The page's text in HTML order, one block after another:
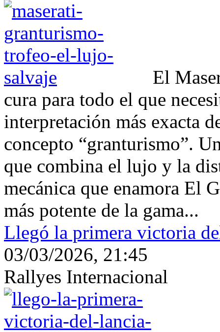
El
cura para todo el que
interpretación más exacta
concepto “granturismo”.
que combina el lujo y la
mecánica que enamora El
más potente de la gama...
Llegó la primera victoria
03/03/2026, 21:45
Rallyes Internacional